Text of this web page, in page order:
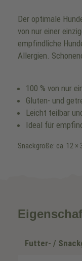
Der optimale
von nur einer
empfindliche
Allergien.
100 % von nur
Gluten- und
Leicht teilbar
Ideal für
Snackgröße: ca. 12 ×
Futter- /